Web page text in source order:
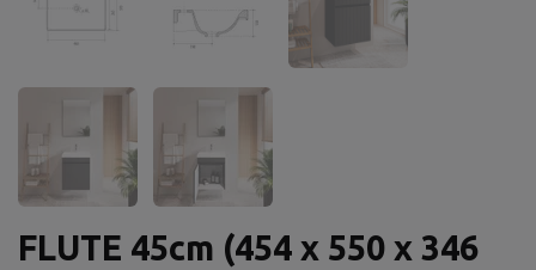
FLUTE 45cm (454 x 550 x 346